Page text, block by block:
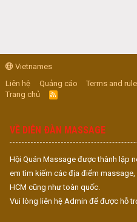
Vietnames
Liên hệ
Quảng cáo Terms and
Trang chủ
R
S
VỀ DIỄN ĐÀN MASSAGE
Hội Quán Massage được thành lập
em tìm kiếm các địa điểm
HCM cũng như toàn quốc.
Vui lòng liên hệ Admin để được hỗ